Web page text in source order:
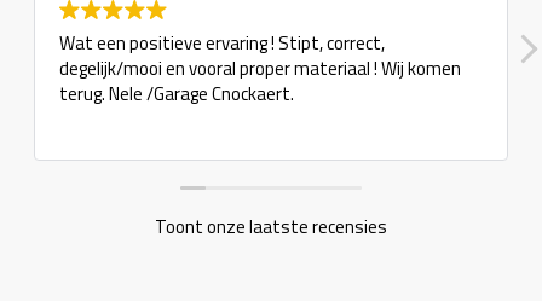
Wat een positieve ervaring ! Stipt, correct,
degelijk/mooi en vooral proper materiaal ! Wij komen
terug. Nele /Garage Cnockaert.
Toont onze laatste recensies